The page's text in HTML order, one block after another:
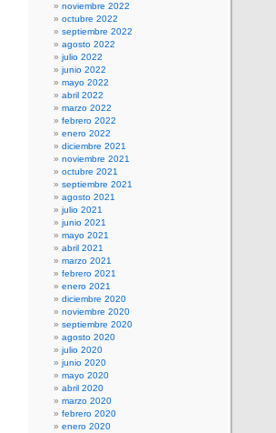
noviembre 2022
octubre 2022
septiembre 2022
agosto 2022
julio 2022
junio 2022
mayo 2022
abril 2022
marzo 2022
febrero 2022
enero 2022
diciembre 2021
noviembre 2021
octubre 2021
septiembre 2021
agosto 2021
julio 2021
junio 2021
mayo 2021
abril 2021
marzo 2021
febrero 2021
enero 2021
diciembre 2020
noviembre 2020
septiembre 2020
agosto 2020
julio 2020
junio 2020
mayo 2020
abril 2020
marzo 2020
febrero 2020
enero 2020